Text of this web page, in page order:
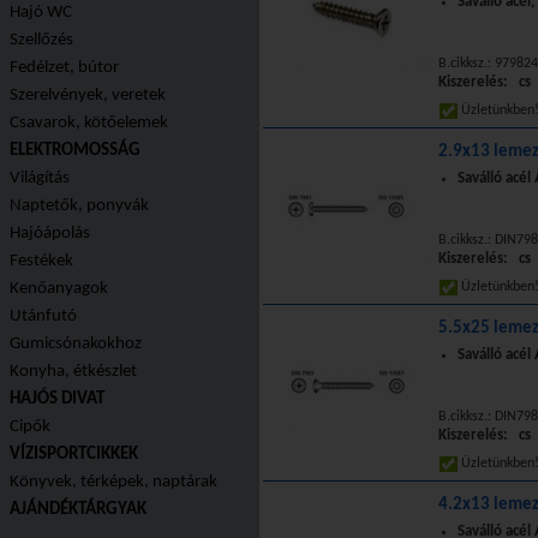
Hajó WC
Szellőzés
Fedélzet, bútor
Szerelvények, veretek
Csavarok, kötőelemek
ELEKTROMOSSÁG
Világítás
Naptetők, ponyvák
Hajóápolás
Festékek
Kenőanyagok
Utánfutó
Gumicsónakokhoz
Konyha, étkészlet
HAJÓS DIVAT
Cipők
VÍZISPORTCIKKEK
Könyvek, térképek, naptárak
AJÁNDÉKTÁRGYAK
B.cikksz.:
Kiszerelés: cs
2.9x13
Saválló
B.cikksz.:
Kiszerelés: cs
5.5x25
Saválló
B.cikksz.:
Kiszerelés: cs
4.2x13
Saválló